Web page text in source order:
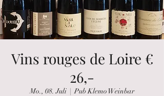
Vins rouges de Loire €
26,-
Mo., 08. Juli
  |
Pub Klemo Weinbar